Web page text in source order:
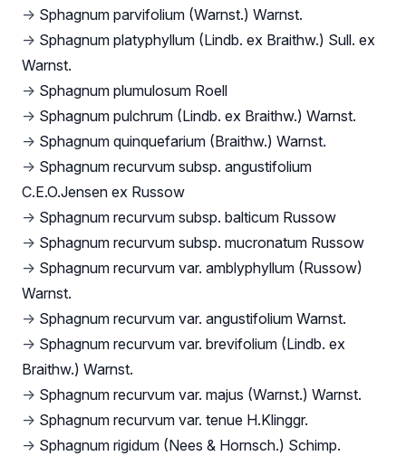
→ Sphagnum parvifolium (Warnst.) Warnst.
→ Sphagnum platyphyllum (Lindb. ex Braithw.) Sull. ex
Warnst.
→ Sphagnum plumulosum Roell
→ Sphagnum pulchrum (Lindb. ex Braithw.) Warnst.
→ Sphagnum quinquefarium (Braithw.) Warnst.
→ Sphagnum recurvum subsp. angustifolium
C.E.O.Jensen ex Russow
→ Sphagnum recurvum subsp. balticum Russow
→ Sphagnum recurvum subsp. mucronatum Russow
→ Sphagnum recurvum var. amblyphyllum (Russow)
Warnst.
→ Sphagnum recurvum var. angustifolium Warnst.
→ Sphagnum recurvum var. brevifolium (Lindb. ex
Braithw.) Warnst.
→ Sphagnum recurvum var. majus (Warnst.) Warnst.
→ Sphagnum recurvum var. tenue H.Klinggr.
→ Sphagnum rigidum (Nees & Hornsch.) Schimp.